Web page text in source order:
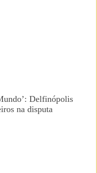
Delfinópolis
na disputa